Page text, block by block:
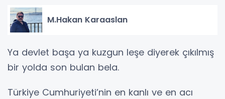
M.Hakan Karaaslan
Ya devlet başa ya kuzgun leşe diyerek çıkılmış
bir yolda son bulan bela.
Türkiye Cumhuriyeti’nin en kanlı ve en acı